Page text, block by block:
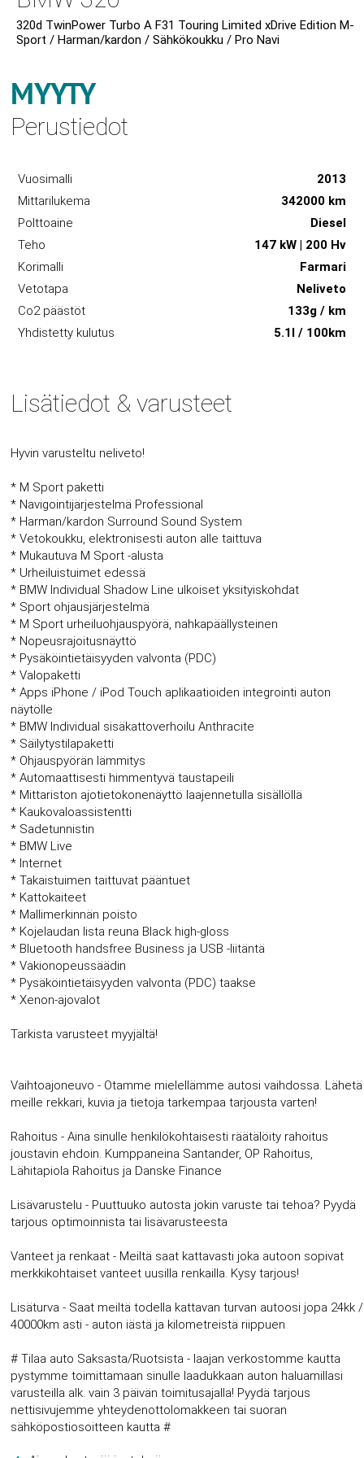
320d TwinPower Turbo A F31 Touring Limited xDrive Edition M-
Sport / Harman/kardon / Sähkökoukku / Pro Navi
MYYTY
Perustiedot
Vuosimalli
2013
Mittarilukema
342000 km
Polttoaine
Diesel
Teho
147 kW | 200 Hv
Korimalli
Farmari
Vetotapa
Neliveto
Co2 päästöt
133g / km
Yhdistetty kulutus
5.1l / 100km
Lisätiedot & varusteet
Hyvin varusteltu neliveto!
* M Sport paketti
* Navigointijärjestelmä Professional
* Harman/kardon Surround Sound System
* Vetokoukku, elektronisesti auton alle taittuva
* Mukautuva M Sport -alusta
* Urheiluistuimet edessä
* BMW Individual Shadow Line ulkoiset yksityiskohdat
* Sport ohjausjärjestelmä
* M Sport urheiluohjauspyörä, nahkapäällysteinen
* Nopeusrajoitusnäyttö
* Pysäköintietäisyyden valvonta (PDC)
* Valopaketti
* Apps iPhone / iPod Touch aplikaatioiden integrointi auton
näytölle
* BMW Individual sisäkattoverhoilu Anthracite
* Säilytystilapaketti
* Ohjauspyörän lämmitys
* Automaattisesti himmentyvä taustapeili
* Mittariston ajotietokonenäyttö laajennetulla sisällöllä
* Kaukovaloassistentti
* Sadetunnistin
* BMW Live
* Internet
* Takaistuimen taittuvat pääntuet
* Kattokaiteet
* Mallimerkinnän poisto
* Kojelaudan lista reuna Black high-gloss
* Bluetooth handsfree Business ja USB -liitäntä
* Vakionopeussäädin
* Pysäköintietäisyyden valvonta (PDC) taakse
* Xenon-ajovalot
Tarkista varusteet myyjältä!
Vaihtoajoneuvo - Otamme mielellämme autosi vaihdossa. Lähetä
meille rekkari, kuvia ja tietoja tarkempaa tarjousta varten!
Rahoitus - Aina sinulle henkilökohtaisesti räätälöity rahoitus
joustavin ehdoin. Kumppaneina Santander, OP Rahoitus,
Lähitapiola Rahoitus ja Danske Finance
Lisävarustelu - Puuttuuko autosta jokin varuste tai tehoa? Pyydä
tarjous optimoinnista tai lisävarusteesta
Vanteet ja renkaat - Meiltä saat kattavasti joka autoon sopivat
merkkikohtaiset vanteet uusilla renkailla. Kysy tarjous!
Lisäturva - Saat meiltä todella kattavan turvan autoosi jopa 24kk /
40000km asti - auton iästä ja kilometreistä riippuen
# Tilaa auto Saksasta/Ruotsista - laajan verkostomme kautta
pystymme toimittamaan sinulle laadukkaan auton haluamillasi
varusteilla alk. vain 3 päivän toimitusajalla! Pyydä tarjous
nettisivujemme yhteydenottolomakkeen tai suoran
sähköpostiosoitteen kautta #